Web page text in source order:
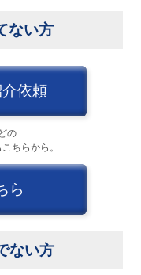
ログアウト
ない方
依頼
の
ちらから。
ら
ない方